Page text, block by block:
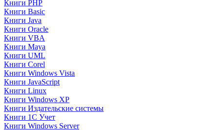
Книги PHP
Книги Basic
Книги Java
Книги Oracle
Книги VBA
Книги Maya
Книги UML
Книги Corel
Книги Windows Vista
Книги JavaScript
Книги Linux
Книги Windows XP
Книги Издательские системы
Книги 1C Учет
Книги Windows Server